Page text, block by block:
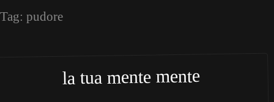
Tag: pudore
la tua mente mente